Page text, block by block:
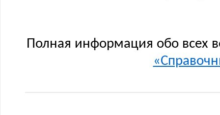
Полная информация обо всех